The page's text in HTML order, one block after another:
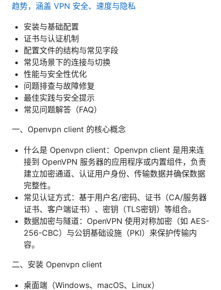
趋势，涵盖 VPN 安全、速度与隐私
安装与基础配置
证书与认证机制
配置文件的结构与常见字段
常见场景下的连接与切换
性能与安全性优化
问题排查与故障修复
最佳实践与安全提示
常见问题解答（FAQ）
一、Openvpn client 的核心概念
什么是 Openvpn client：Openvpn client 是用来连
接到 OpenVPN 服务器的应用程序或内置组件，负责
建立加密通道、认证用户身份、传输数据并确保数据
完整性。
常见认证方式：基于用户名/密码、证书（CA/服务器
证书、客户端证书）、密钥（TLS密钥）等组合。
数据加密与隧道：OpenVPN 使用对称加密（如 AES-
256-CBC）与公钥基础设施（PKI）来保护传输内
容。
二、安装 Openvpn client
桌面端（Windows、macOS、Linux）